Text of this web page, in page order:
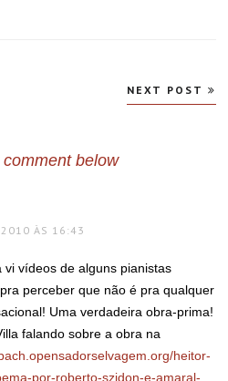
NEXT POST
below
2010 ÀS 16:43
vídeos de alguns pianistas
perceber que não é pra qualquer
Uma verdadeira obra-prima!
falando sobre a obra na
heitor-
por-roberto-szidon-e-amaral-